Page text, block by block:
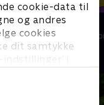
cookie-data til
og andres
cookies
dit samtykke
i
Helt sort
Livsstil • 7